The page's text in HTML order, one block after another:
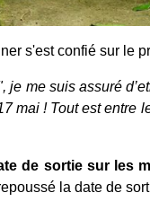
s'est confié sur le
je me suis assuré
mai ! Tout est entre
de sortie sur les
la date de